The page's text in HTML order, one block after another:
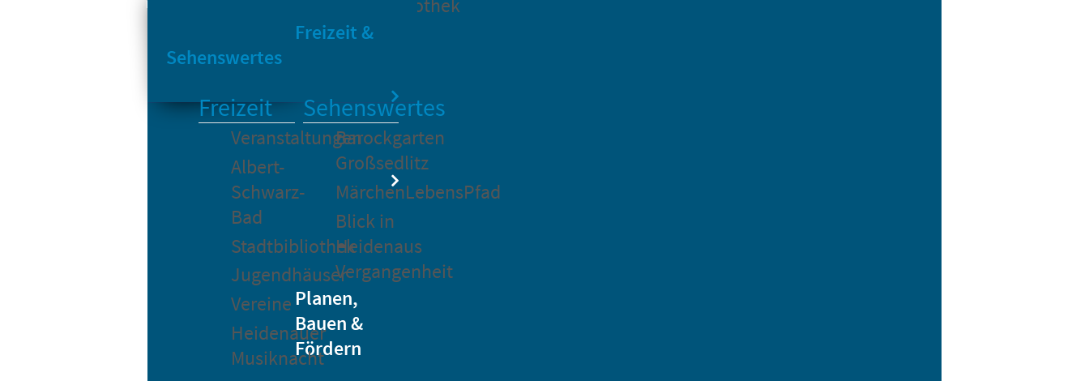
Bikesharing
Stadtbibliothek
Freizeit &
Sehenswertes
Freizeit
Veranstaltungen
Albert-
Schwarz-
Bad
Stadtbibliothek
Jugendhäuser
Vereine
Heidenauer
Musiknacht
Sehenswertes
Barockgarten
Großsedlitz
MärchenLebensPfad
Blick in
Heidenaus
Vergangenheit
Planen,
Bauen &
Fördern